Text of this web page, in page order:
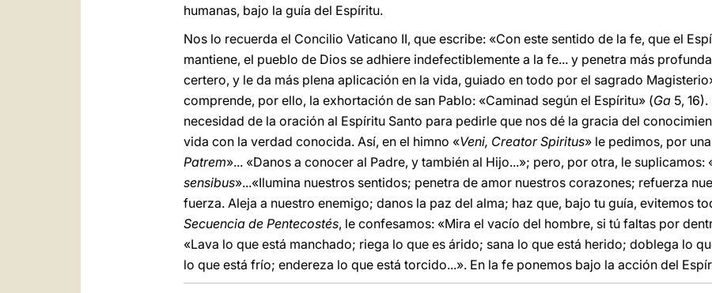
humanas, bajo la guía del Espíritu.
Nos lo recuerda el Concilio Vaticano II, que escribe: «Con este sentido de la fe, que el
mantiene, el pueblo de Dios se adhiere indefectiblemente a la fe... y penetra más
certero, y le da más plena aplicación en la vida, guiado en todo por el sagrado
comprende, por ello, la exhortación de san Pablo: «Caminad según el Espíritu» (Ga 5,
necesidad de la oración al Espíritu Santo para pedirle que nos dé la gracia del
vida con la verdad conocida. Así, en el himno «Veni, Creator Spiritus» le pedimos, por
Patrem»... «Danos a conocer al Padre, y también al Hijo...»; pero, por otra, le suplicamos:
sensibus»...«Ilumina nuestros sentidos; penetra de amor nuestros corazones; refuerza
fuerza. Aleja a nuestro enemigo; danos la paz del alma; haz que, bajo tu guía, evitemos
Secuencia de Pentecostés, le confesamos: «Mira el vacío del hombre, si tú faltas por
«Lava lo que está manchado; riega lo que es árido; sana lo que está herido; doblega lo
lo que está frío; endereza lo que está torcido...». En la fe ponemos bajo la acción del